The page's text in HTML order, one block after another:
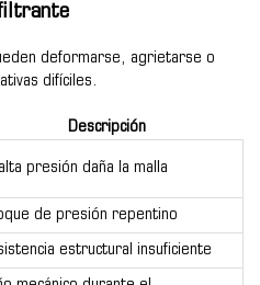
deformarse, agrietarse o
difíciles.
Descripción
presión daña la malla
de presión repentino
estructural insuficiente